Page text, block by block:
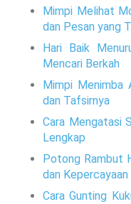
Mimpi Melihat
dan Pesan yang
Hari Baik
Mencari Berkah
Mimpi Menimba
dan Tafsirnya
Cara Mengatasi
Lengkap
Potong Rambut
dan
Cara Gunting